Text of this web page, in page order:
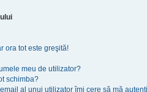
ora tot este greşită!
meu de utilizator?
schimba?
al unui utilizator îmi cere să mă